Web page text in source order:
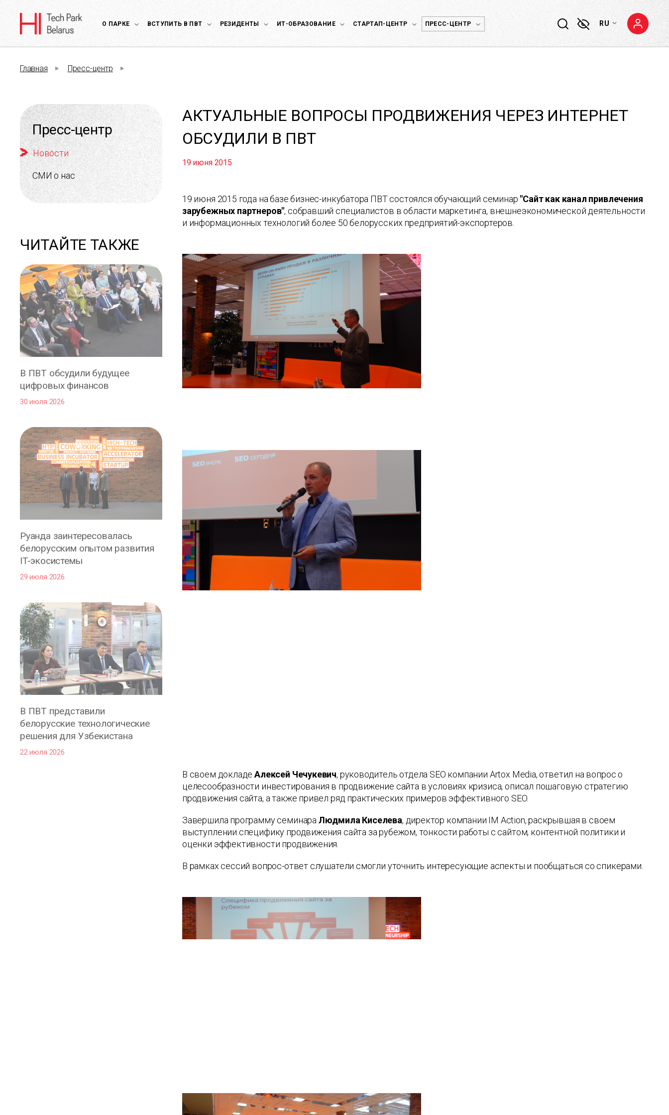
О ПАРКЕ ВСТУПИТЬ В ПВТ РЕЗИДЕНТЫ ИТ-ОБРАЗОВАНИЕ СТАРТАП-ЦЕНТР ПРЕСС-ЦЕНТР RU
Главная Пресс-центр
Пресс-центр
Новости
СМИ о нас
ЧИТАЙТЕ ТАКЖЕ
В ПВТ обсудили будущее
цифровых финансов
30 июля 2026
Руанда заинтересовалась
белорусским опытом развития
IT-экосистемы
29 июля 2026
В ПВТ представили
белорусские технологические
решения для Узбекистана
22 июля 2026
АКТУАЛЬНЫЕ ВОПРОСЫ ПРОДВИЖЕНИЯ ЧЕРЕЗ ИНТЕРНЕТ
ОБСУДИЛИ В ПВТ
19 июня 2015
19 июня 2015 года на базе бизнес-инкубатора ПВТ состоялся обучающий семинар "Сайт как канал привлечения
зарубежных партнеров", собравший специалистов в области маркетинга, внешнеэкономической деятельности
и информационных технологий более 50 белорусских предприятий-экспортеров.
В своем докладеАлексей Чечукевич, руководитель отдела SEO компании Artox Media, ответил на вопрос о
целесообразности инвестирования в продвижение сайта в условиях кризиса, описал пошаговую стратегию
продвижения сайта, а также привел ряд практических примеров эффективного SEO.
Завершила программу семинара Людмила Киселева, директор компании IM Action, раскрывшая в своем
выступлении специфику продвижения сайта за рубежом, тонкости работы с сайтом, контентной политики и
оценки эффективности продвижения.
В рамках сессий вопрос-ответ слушатели смогли уточнить интересующие аспекты и пообщаться со спикерами.